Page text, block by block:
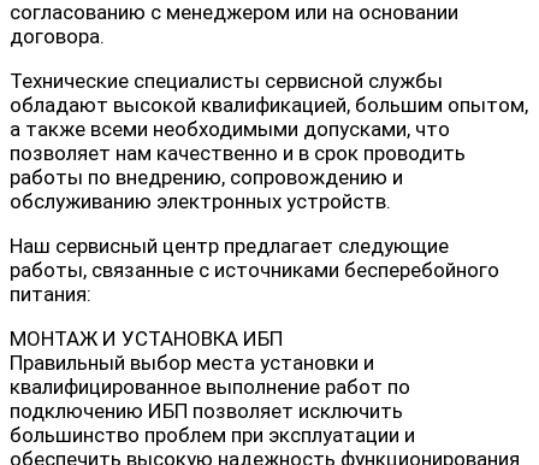
согласованию с менеджером или на основании
договора.
Технические специалисты сервисной службы
обладают высокой квалификацией, большим опытом,
а также всеми необходимыми допусками, что
позволяет нам качественно и в срок проводить
работы по внедрению, сопровождению и
обслуживанию электронных устройств.
Наш сервисный центр предлагает следующие
работы, связанные с источниками бесперебойного
питания:
МОНТАЖ И УСТАНОВКА ИБП
Правильный выбор места установки и
квалифицированное выполнение работ по
подключению ИБП позволяет исключить
большинство проблем при эксплуатации и
обеспечить высокую надежность функционирования